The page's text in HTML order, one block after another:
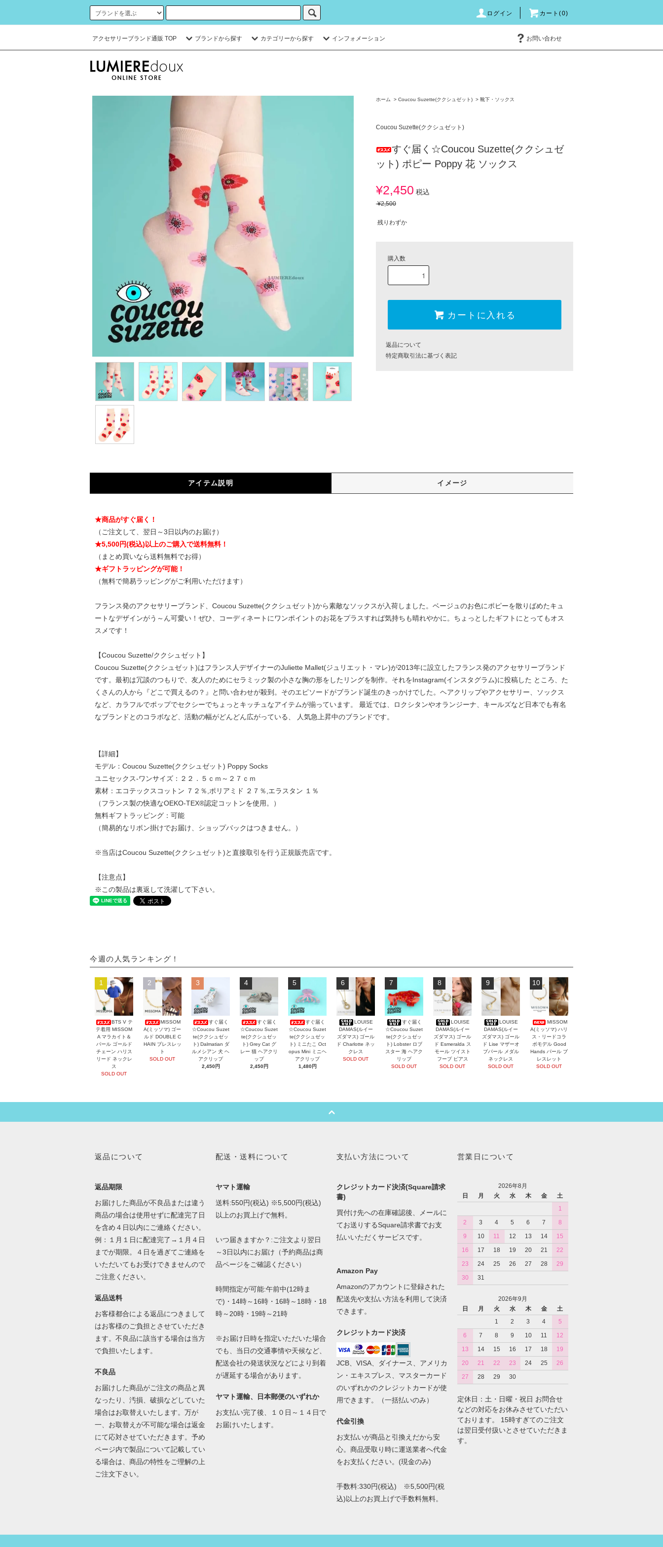
ログイン カート(0)
アクセサリーブランド通販 TOP ブランドから探す カテゴリーから探す インフォメーション お問い合わせ
ホーム > Coucou Suzette(ククシュゼット) > 靴下・ソックス
Coucou Suzette(ククシュゼット)
すぐ届く☆Coucou Suzette(ククシュゼ
ット) ポピー Poppy 花 ソックス
¥2,450 税込
¥2,500
残りわずか
購入数
カートに入れる
返品について
特定商取引法に基づく表記
アイテム説明 イメージ
★商品がすぐ届く！
（ご注文して、翌日～3日以内のお届け）
★5,500円(税込)以上のご購入で送料無料！
（まとめ買いなら送料無料でお得）
★ギフトラッピングが可能！
（無料で簡易ラッピングがご利用いただけます）
フランス発のアクセサリーブランド、Coucou Suzette(ククシュゼット)から素敵なソックスが入荷しました。ベージュのお色にポピーを散りばめたキュ
ートなデザインがう～ん可愛い！ぜひ、コーディネートにワンポイントのお花をプラスすれば気持ちも晴れやかに。ちょっとしたギフトにとってもオス
スメです！
【Coucou Suzette/ククシュゼット】
Coucou Suzette(ククシュゼット)はフランス人デザイナーのJuliette Mallet(ジュリエット・マレ)が2013年に設立したフランス発のアクセサリーブランド
です。最初は冗談のつもりで、友人のためにセラミック製の小さな胸の形をしたリングを制作。それをInstagram(インスタグラム)に投稿した ところ、た
くさんの人から『どこで買えるの？』と問い合わせが殺到。そのエピソードがブランド誕生のきっかけでした。ヘアクリップやアクセサリー、ソックス
など、カラフルでポップでセクシーでちょっとキッチュなアイテムが揃っています。 最近では、ロクシタンやオランジーナ、キールズなど日本でも有名
なブランドとのコラボなど、活動の幅がどんどん広がっている、 人気急上昇中のブランドです。
【詳細】
モデル：Coucou Suzette(ククシュゼット) Poppy Socks
ユニセックス-ワンサイズ：２２．５ｃｍ～２７ｃｍ
素材：エコテックスコットン ７２％,ポリアミド ２７％,エラスタン １％
（フランス製の快適なOEKO-TEX®認定コットンを使用。）
無料ギフトラッピング：可能
（簡易的なリボン掛けでお届け、ショップバックはつきません。）
※当店はCoucou Suzette(ククシュゼット)と直接取引を行う正規販売店です。
【注意点】
※この製品は裏返して洗濯して下さい。
今週の人気ランキング！
1
BTS V テ
テ着用 MISSOM
A マラカイト＆
パール ゴールド
チェーン ハリス
リード ネックレ
ス
SOLD OUT
2
MISSOM
A(ミッソマ) ゴー
ルド DOUBLE C
HAIN ブレスレッ
ト
SOLD OUT
3
すぐ届く
☆Coucou Suzet
te(ククシュゼッ
ト) Dalmatian ダ
ルメシアン 犬 ヘ
アクリップ
2,450円
4
すぐ届く
☆Coucou Suzet
te(ククシュゼッ
ト) Grey Cat グ
レー 猫 ヘアクリ
ップ
2,450円
5
すぐ届く
☆Coucou Suzet
te(ククシュゼッ
ト) ミニたこ Oct
opus Mini ミニヘ
アクリップ
1,480円
6
LOUISE
DAMAS(ルイー
ズダマス) ゴール
ド Charlotte ネッ
クレス
SOLD OUT
7
すぐ届く
☆Coucou Suzet
te(ククシュゼッ
ト) Lobster ロブ
スター 海 ヘアク
リップ
SOLD OUT
8
LOUISE
DAMAS(ルイー
ズダマス) ゴール
ド Esmeralda ス
モール ツイスト
フープ ピアス
SOLD OUT
9
LOUISE
DAMAS(ルイー
ズダマス) ゴール
ド Lise マザーオ
ブパール メダル
ネックレス
SOLD OUT
10
MISSOM
A(ミッソマ) ハリ
ス・リードコラ
ボモデル Good
Hands パール ブ
レスレット
SOLD OUT
返品について
返品期限
お届けした商品が不良品または違う
商品の場合は使用せずに配達完了日
を含め４日以内にご連絡ください。
例：１月１日に配達完了→１月４日
までが期限。４日を過ぎてご連絡を
いただいてもお受けできませんので
ご注意ください。
返品送料
お客様都合による返品につきまして
はお客様のご負担とさせていただき
ます。不良品に該当する場合は当方
で負担いたします。
不良品
お届けした商品がご注文の商品と異
なったり、汚損、破損などしていた
場合はお取替えいたします。万が
一、お取替えが不可能な場合は返金
にて応対させていただきます。予め
ページ内で製品について記載してい
る場合は、商品の特性をご理解の上
ご注文下さい。
配送・送料について
ヤマト運輸
送料:550円(税込) ※5,500円(税込)
以上のお買上げで無料。
いつ届きますか？:ご注文より翌日
～3日以内にお届け（予約商品は商
品ページをご確認ください）
時間指定が可能:午前中(12時ま
で)・14時～16時・16時～18時・18
時～20時・19時～21時
※お届け日時を指定いただいた場合
でも、当日の交通事情や天候など、
配送会社の発送状況などにより到着
が遅延する場合があります。
ヤマト運輸、日本郵便のいずれか
お支払い完了後、１０日～１４日で
お届けいたします。
支払い方法について
クレジットカード決済(Square請求
書)
買付け先への在庫確認後、メールに
てお送りするSquare請求書でお支
払いいただくサービスです。
Amazon Pay
Amazonのアカウントに登録された
配送先や支払い方法を利用して決済
できます。
クレジットカード決済
JCB、VISA、ダイナース、アメリカ
ン・エキスプレス、マスターカード
のいずれかのクレジットカードが使
用できます。（一括払いのみ）
代金引換
お支払いが商品と引換えだから安
心。商品受取り時に運送業者へ代金
をお支払ください。(現金のみ)
手数料:330円(税込) ※5,500円(税
込)以上のお買上げで手数料無料。
営業日について
2026年8月
日
月 火 水 木 金
土
1
2
3 4 5 6 7
8
9
10 11 12 13 14
15
16
17 18 19 20 21
22
23
24 25 26 27 28
29
30
31
2026年9月
日
月 火 水 木 金
土
1
2 3 4
5
6
7 8 9 10 11
12
13
14 15 16 17 18
19
20
21 22 23 24 25
26
27
28 29 30
定休日：土・日曜・祝日 お問合せ
などの対応をお休みさせていただい
ております。 15時すぎてのご注文
は翌日受付扱いとさせていただきま
す。